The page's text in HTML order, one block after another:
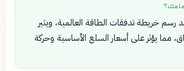
رسم خريطة تدفقات الطاقة العالمية، ويثير
مما يؤثر على أسعار السلع الأساسية وحركة